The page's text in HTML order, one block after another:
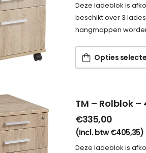
Deze ladeblok is
beschikt over 3
hangmappen
Opties
TM – Rolblok –
€335,00
(Incl. btw€405,35)
Deze ladeblok is